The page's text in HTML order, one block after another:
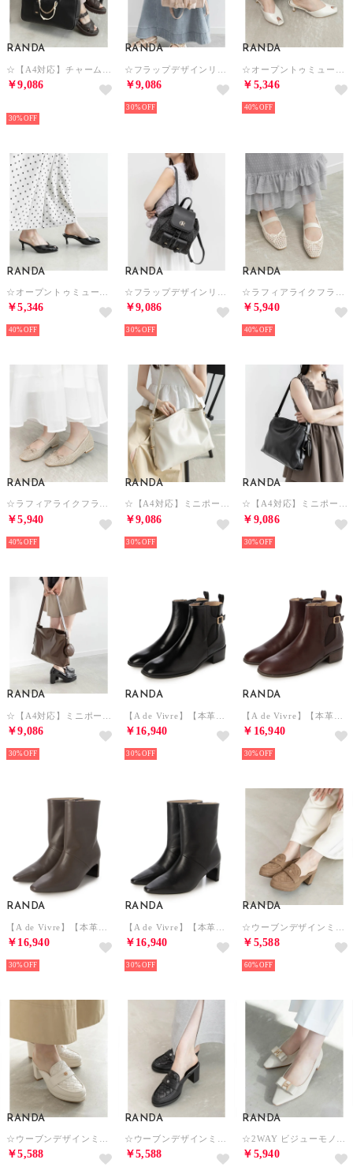
RANDA
￥9,086
30%
RANDA
￥9,086
30%
RANDA
￥5,346
40%
RANDA
￥5,346
40%
RANDA
￥9,086
30%
RANDA
￥5,940
40%
RANDA
￥5,940
40%
RANDA
￥9,086
30%
RANDA
￥9,086
30%
RANDA
￥9,086
30%
RANDA
￥16,940
30%
RANDA
￥16,940
30%
RANDA
￥16,940
30%
RANDA
￥16,940
30%
RANDA
￥5,588
60%
RANDA
￥5,588
RANDA
￥5,588
RANDA
￥5,940